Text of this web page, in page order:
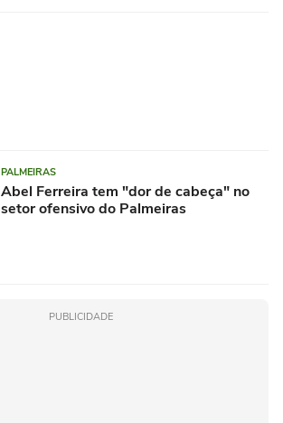
PALMEIRAS
Abel Ferreira tem "dor de cabeça" no
setor ofensivo do Palmeiras
PUBLICIDADE